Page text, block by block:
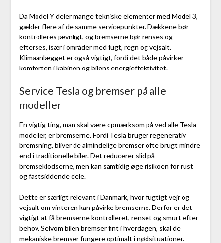
Da Model Y deler mange tekniske elementer med Model 3,
gælder flere af de samme servicepunkter. Dækkene bør
kontrolleres jævnligt, og bremserne bør renses og
efterses, især i områder med fugt, regn og vejsalt.
Klimaanlægget er også vigtigt, fordi det både påvirker
komforten i kabinen og bilens energieffektivitet.
Service Tesla og bremser på alle
modeller
En vigtig ting, man skal være opmærksom på ved alle Tesla-
modeller, er bremserne. Fordi Tesla bruger regenerativ
bremsning, bliver de almindelige bremser ofte brugt mindre
end i traditionelle biler. Det reducerer slid på
bremseklodserne, men kan samtidig øge risikoen for rust
og fastsiddende dele.
Dette er særligt relevant i Danmark, hvor fugtigt vejr og
vejsalt om vinteren kan påvirke bremserne. Derfor er det
vigtigt at få bremserne kontrolleret, renset og smurt efter
behov. Selvom bilen bremser fint i hverdagen, skal de
mekaniske bremser fungere optimalt i nødsituationer.